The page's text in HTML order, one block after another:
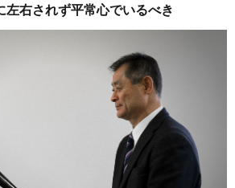
左右されず平常心でいるべき